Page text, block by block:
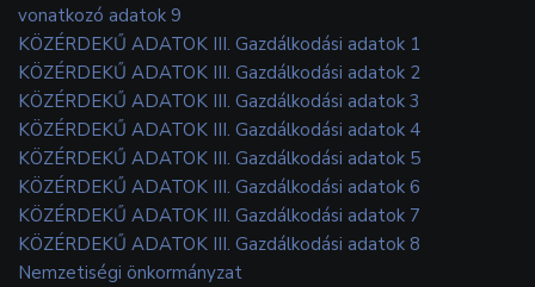
vonatkozó adatok 9
KÖZÉRDEKŰ ADATOK III. Gazdálkodási adatok 1
KÖZÉRDEKŰ ADATOK III. Gazdálkodási adatok 2
KÖZÉRDEKŰ ADATOK III. Gazdálkodási adatok 3
KÖZÉRDEKŰ ADATOK III. Gazdálkodási adatok 4
KÖZÉRDEKŰ ADATOK III. Gazdálkodási adatok 5
KÖZÉRDEKŰ ADATOK III. Gazdálkodási adatok 6
KÖZÉRDEKŰ ADATOK III. Gazdálkodási adatok 7
KÖZÉRDEKŰ ADATOK III. Gazdálkodási adatok 8
Nemzetiségi önkormányzat